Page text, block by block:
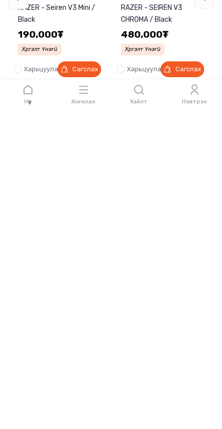
RAZER - Seiren V3 Mini /
Black
190,000₮
Хүргэлт Үнэгүй
Харьцуулах Сагслах
RAZER - SEIREN V3
CHROMA / Black
480,000₮
Хүргэлт Үнэгүй
Харьцуулах Сагслах
Нүүр Ангилал Хайлт Нэвтрэх